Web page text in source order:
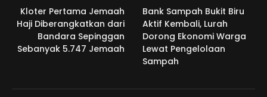
Kloter Pertama Jemaah
Haji Diberangkatkan dari
Bandara Sepinggan
Sebanyak 5.747 Jemaah
Bank Sampah Bukit Biru
Aktif Kembali, Lurah
Dorong Ekonomi Warga
Lewat Pengelolaan
Sampah